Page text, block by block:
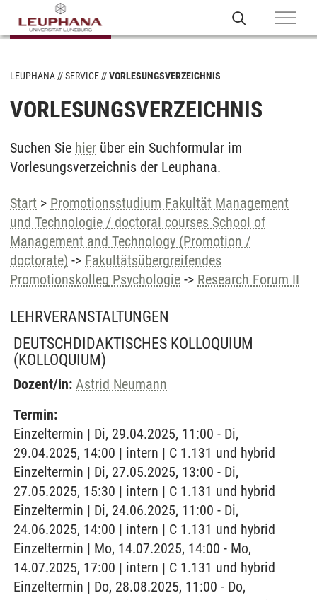
LEUPHANA SERVICE VORLESUNGSVERZEICHNIS
VORLESUNGSVERZEICHNIS
Suchen Sie hier über ein Suchformular im
Vorlesungsverzeichnis der Leuphana.
Start > Promotionsstudium Fakultät Management
und Technologie / doctoral courses School of
Management and Technology (Promotion /
doctorate) -> Fakultätsübergreifendes
Promotionskolleg Psychologie -> Research Forum II
LEHRVERANSTALTUNGEN
DEUTSCHDIDAKTISCHES KOLLOQUIUM
(KOLLOQUIUM)
Dozent/in: Astrid Neumann
Termin:
Einzeltermin | Di, 29.04.2025, 11:00 - Di,
29.04.2025, 14:00 | intern | C 1.131 und hybrid
Einzeltermin | Di, 27.05.2025, 13:00 - Di,
27.05.2025, 15:30 | intern | C 1.131 und hybrid
Einzeltermin | Di, 24.06.2025, 11:00 - Di,
24.06.2025, 14:00 | intern | C 1.131 und hybrid
Einzeltermin | Mo, 14.07.2025, 14:00 - Mo,
14.07.2025, 17:00 | intern | C 1.131 und hybrid
Einzeltermin | Do, 28.08.2025, 11:00 - Do,